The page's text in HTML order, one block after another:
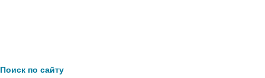
Поиск по сайту